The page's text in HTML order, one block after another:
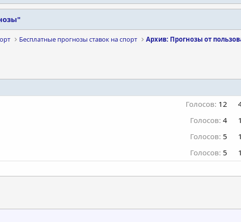
Бесплатные прогнозы ставок на спорт Архив: Прогнозы от
Голосов: 12
Голосов: 4
Голосов: 5
Голосов: 5